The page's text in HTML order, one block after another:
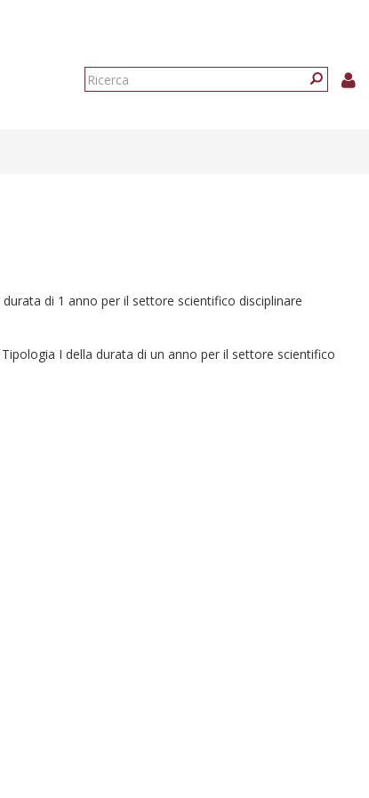
Form
di 1 anno per il settore scientifico disciplinare
I della durata di un anno per il settore scientifico